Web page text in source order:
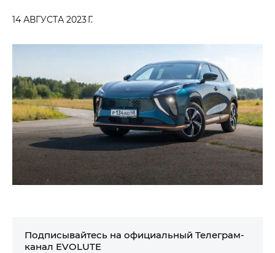
14 АВГУСТА 2023 Г.
Подписывайтесь на официальный Телеграм-
канал EVOLUTE